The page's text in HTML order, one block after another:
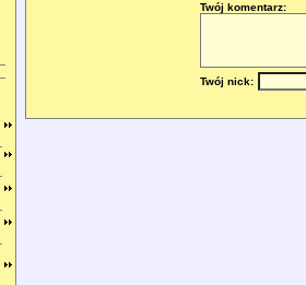
Twój komentarz:
Twój nick: